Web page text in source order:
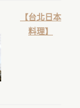
【台北日本
料理】